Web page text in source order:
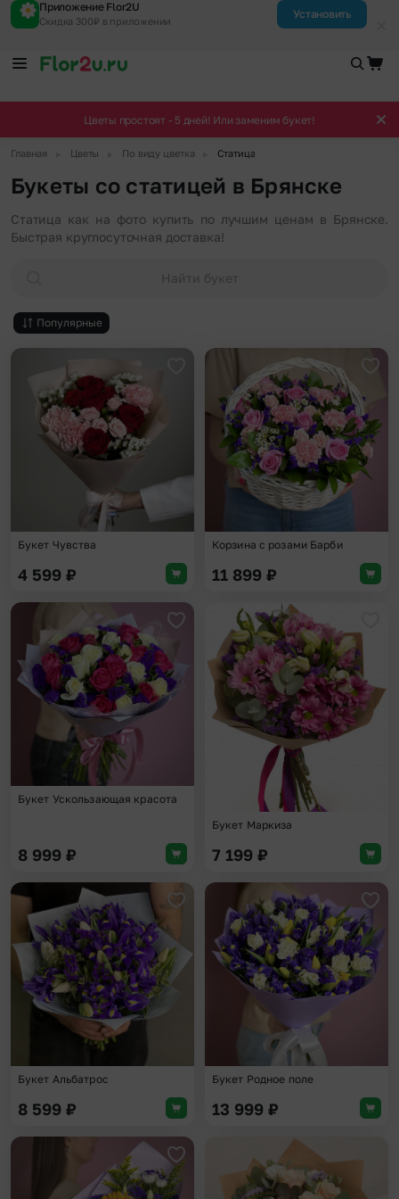
Приложение Flor2U
Скидка 300₽ в приложении
Установить
Цветы простоят - 5 дней! Или заменим букет!
Главная Цветы По виду цветка Статица
Букеты со статицей в Брянске
Статица как на фото купить по лучшим ценам в Брянске.
Быстрая круглосуточная доставка!
Найти букет
Популярные
Добавить в избранное
Букет Чувства
4 599 ₽
Корзина с розами Барби
11 899 ₽
Добавить в избранное
Букет Ускользающая красота
8 999 ₽
Букет Маркиза
7 199 ₽
Добавить в избранное
Букет Альбатрос
8 599 ₽
Букет Родное поле
13 999 ₽
Добавить в избранное